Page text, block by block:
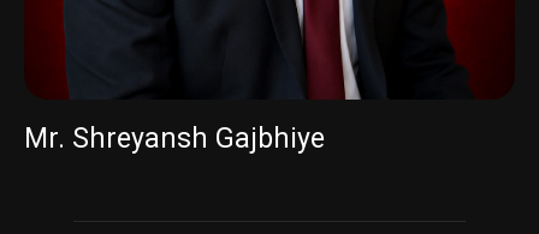
Mr. Shreyansh Gajbhiye